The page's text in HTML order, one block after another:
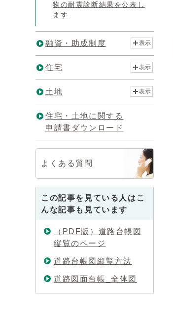
物の耐震診断結果を公表し
ます
融資・助成制度 表示
住宅 表示
土地 表示
住宅・土地に関する
申請書ダウンロード
よくある質問
この記事を見ている人はこ
んな記事も見ています
（PDF版）道路台帳図
縦覧のページ
道路台帳図縦覧方法
道路図面台帳_全体図